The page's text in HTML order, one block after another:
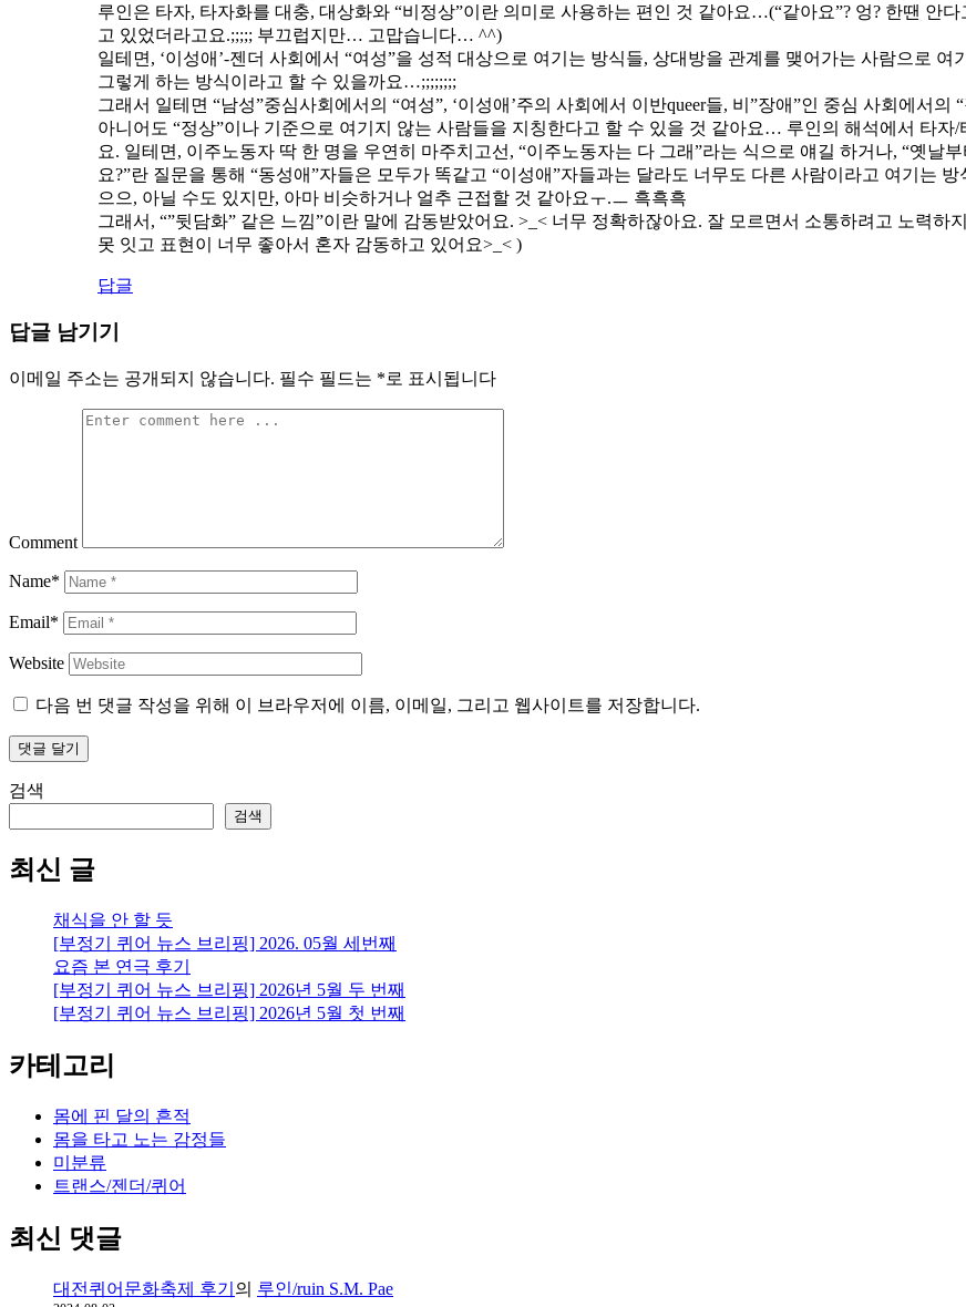
루인은 타자, 타자화를 대충, 대상화와 “비정상”이란 의미로 사용하는 편인 것 같아요…(“같아요”? 엉? 한땐 안
고 있었더라고요.;;;;; 부끄럽지만… 고맙습니다… ^^)
일테면, ‘이성애’-젠더 사회에서 “여성”을 성적 대상으로 여기는 방식들, 상대방을 관계를 맺어가는 사람으로
그렇게 하는 방식이라고 할 수 있을까요…;;;;;;;;
그래서 일테면 “남성”중심사회에서의 “여성”, ‘이성애’주의 사회에서 이반queer들, 비”장애”인 중심 사회에서
아니어도 “정상”이나 기준으로 여기지 않는 사람들을 지칭한다고 할 수 있을 것 같아요… 루인의 해석에서 타
요. 일테면, 이주노동자 딱 한 명을 우연히 마주치고선, “이주노동자는 다 그래”라는 식으로 얘길 하거나, “옛날
요?”란 질문을 통해 “동성애”자들은 모두가 똑같고 “이성애”자들과는 달라도 너무도 다른 사람이라고 여기는
으으, 아닐 수도 있지만, 아마 비슷하거나 얼추 근접할 것 같아요ㅜ.ㅡ 흑흑흑
그래서, “”뒷담화” 같은 느낌”이란 말에 감동받았어요. >_< 너무 정확하잖아요. 잘 모르면서 소통하려고 노력
못 잇고 표현이 너무 좋아서 혼자 감동하고 있어요>_< )
답글
답글 남기기
이메일 주소는 공개되지 않습니다. 필수 필드는 *로 표시됩니다
Comment
Name*
Email*
Website
다음 번 댓글 작성을 위해 이 브라우저에 이름, 이메일, 그리고 웹사이트를 저장합니다.
검색
검색
최신 글
채식을 안 할 듯
[부정기 퀴어 뉴스 브리핑] 2026. 05월 세번째
요즘 본 연극 후기
[부정기 퀴어 뉴스 브리핑] 2026년 5월 두 번째
[부정기 퀴어 뉴스 브리핑] 2026년 5월 첫 번째
카테고리
몸에 핀 달의 흔적
몸을 타고 노는 감정들
미분류
트랜스/젠더/퀴어
최신 댓글
대전퀴어문화축제 후기 의 루인/ruin S.M. Pae